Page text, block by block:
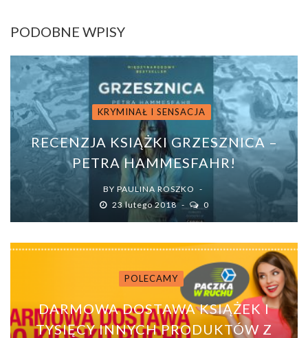
PODOBNE WPISY
KRYMINAŁ I SENSACJA
RECENZJA KSIĄŻKI GRZESZNICA –
PETRA HAMMESFAHR!
BY PAULINA ROSZKO
23 lutego 2018
0
POLECAMY
DARMOWA DOSTAWA KSIĄŻEK I
TYSIĘCY INNYCH PRODUKTÓW Z